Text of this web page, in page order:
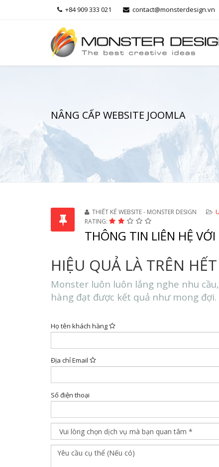
+84 909 333 021 contact@monsterdesign.vn
NÂNG CẤP WEBSITE JOOMLA
THIẾT KẾ WEBSITE - MONSTER DESIGN
RATING:
THÔNG TIN LIÊN HỆ
HIỆU QUẢ LÀ TRÊN HẾT
Monster luôn luôn lắng nghe nhu
hàng đạt được kết quả như mong đợi.
Họ tên khách hàng
Địa chỉ Email
Số điện thoại